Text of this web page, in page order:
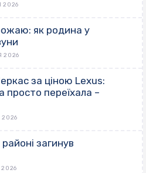
2026
як родина у
2026
за ціною Lexus:
просто переїхала –
2026
загинув
2026